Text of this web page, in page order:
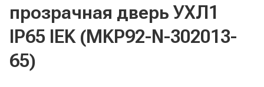
прозрачная дверь УХЛ1
IP65 IEK (MKP92-N-302013-
65)